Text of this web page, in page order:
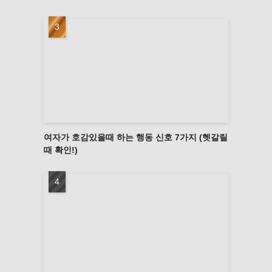
여자가 호감있을때 하는 행동 신호 7가지 (헷갈릴
때 확인!)